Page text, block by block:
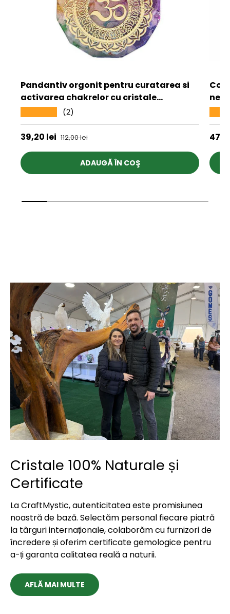
Pandantiv orgonit pentru curatarea si
activarea chakrelor cu cristale
bionizate Realizat manual
(2)
Preț de vânzare
39,20 lei Preț obișnuit
112,00 lei
ADAUGĂ ÎN COŞ
de
Preț
Cristale 100% Naturale și
Certificate
La CraftMystic, autenticitatea este promisiunea
noastră de bază. Selectăm personal fiecare piatră
la târguri internaționale, colaborăm cu furnizori de
încredere și oferim certificate gemologice pentru
a-ți garanta calitatea reală a naturii.
AFLĂ MAI MULTE